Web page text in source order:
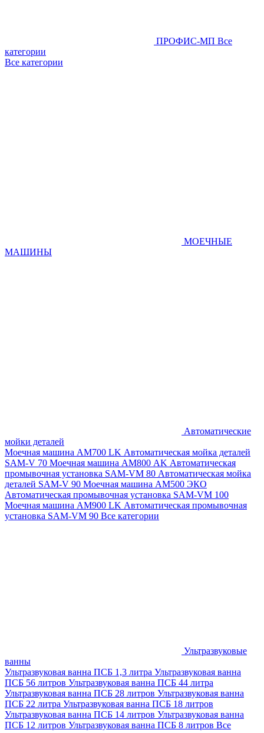
ПРОФИС-МП Все
категории
Все категории
МОЕЧНЫЕ
МАШИНЫ
Автоматические
мойки деталей
Моечная машина AM700 LK Автоматическая мойка деталей
SAM-V 70 Моечная машина АМ800 AK Автоматическая
промывочная установка SAM-VM 80 Автоматическая мойка
деталей SAM-V 90 Моечная машина АМ500 ЭКО
Автоматическая промывочная установка SAM-VM 100
Моечная машина AM900 LK Автоматическая промывочная
установка SAM-VM 90 Все категории
Ультразвуковые
ванны
Ультразвуковая ванна ПСБ 1,3 литра Ультразвуковая ванна
ПСБ 56 литров Ультразвуковая ванна ПСБ 44 литра
Ультразвуковая ванна ПСБ 28 литров Ультразвуковая ванна
ПСБ 22 литра Ультразвуковая ванна ПСБ 18 литров
Ультразвуковая ванна ПСБ 14 литров Ультразвуковая ванна
ПСБ 12 литров Ультразвуковая ванна ПСБ 8 литров Все